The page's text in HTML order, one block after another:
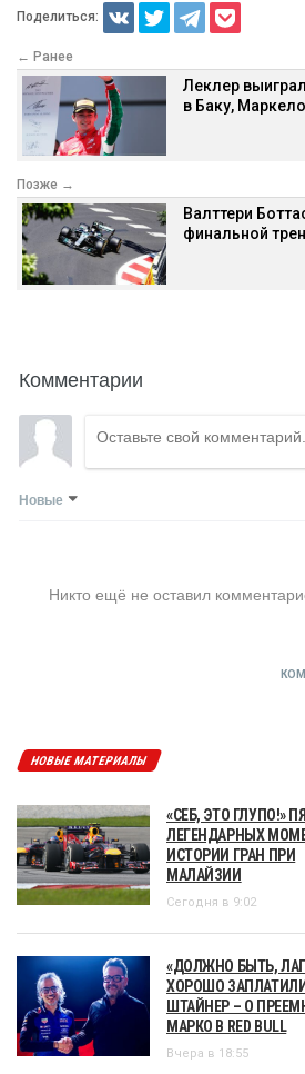
Поделиться:
← Ранее
Леклер
в Баку,
Позже →
Валттери
финальной
Комментарии
Новые
Никто ещё не оставил
НОВЫЕ МАТЕРИАЛЫ
«СЕБ, ЭТО ГЛУПО!»
ЛЕГЕНДАРНЫХ
ИСТОРИИ ГРАН ПРИ
МАЛАЙЗИИ
Сегодня в 9:02
«ДОЛЖНО БЫТЬ,
ХОРОШО
ШТАЙНЕР – О
МАРКО В RED BULL
Вчера в 18:55